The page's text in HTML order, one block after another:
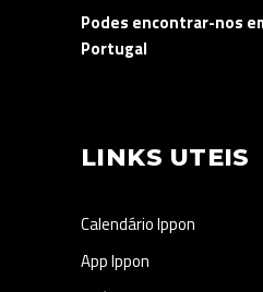
Podes encontrar-nos
Portugal
LINKS UTEIS
Calendário Ippon
App Ippon